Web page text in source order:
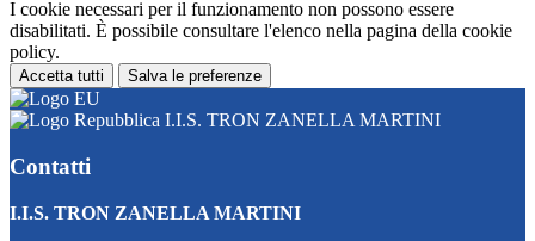
I cookie necessari per il funzionamento non possono essere
disabilitati. È possibile consultare l'elenco nella pagina della cookie
policy.
Accetta tutti Salva le preferenze
I.I.S. TRON ZANELLA MARTINI
Contatti
I.I.S. TRON ZANELLA MARTINI